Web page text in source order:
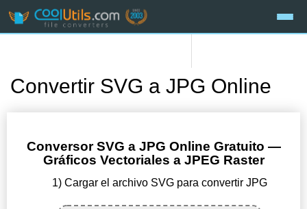
Convertir SVG a JPG Online
Conversor SVG a JPG Online Gratuito —
Gráficos Vectoriales a JPEG Raster
1) Cargar el archivo SVG para convertir JPG